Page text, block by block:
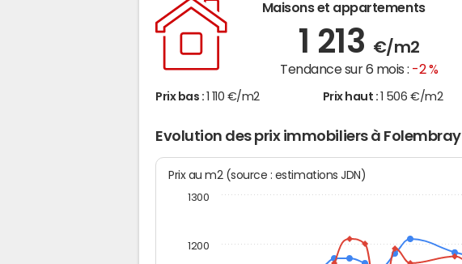
Maisons et appartements
1 213 €/m2
Tendance sur 6 mois : -2 %
Prix bas : 1 110 €/m2 Prix haut : 1 506 €/m2
Evolution des prix immobiliers à Folembray
Prix au m2 (source : estimations JDN)
1200
1300